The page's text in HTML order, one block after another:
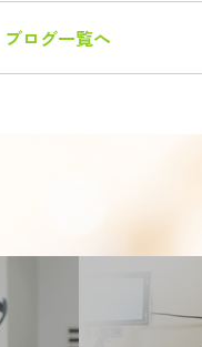
ブログ一覧へ